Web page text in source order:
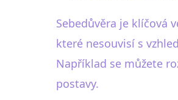
Sebedůvěra je klíčová
které nesouvisí s
Například se můžete
postavy.